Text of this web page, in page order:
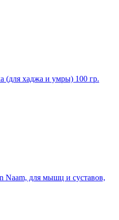
(для хаджа и умры) 100 гр.